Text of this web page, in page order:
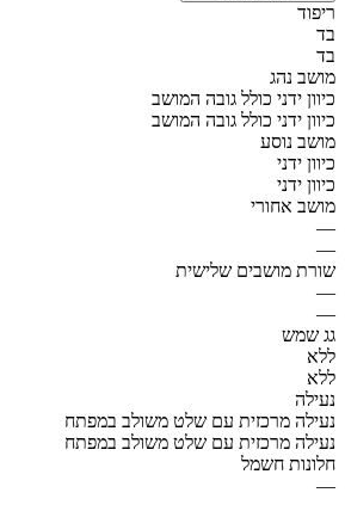
ריפוד
בד
בד
מושב נהג
כיוון ידני כולל גובה המושב
כיוון ידני כולל גובה המושב
מושב נוסע
כיוון ידני
כיוון ידני
מושב אחורי
—
—
שורת מושבים שלישית
—
—
גג שמש
ללא
ללא
נעילה
נעילה מרכזית עם שלט משולב במפתח
נעילה מרכזית עם שלט משולב במפתח
חלונות חשמל
—